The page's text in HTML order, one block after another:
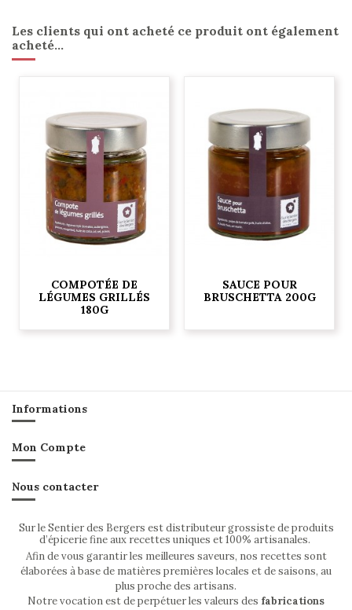
Les clients qui ont acheté ce produit ont également
acheté...
COMPOTÉE DE
LÉGUMES GRILLÉS
180G
SAUCE POUR
BRUSCHETTA 200G
Informations
Mon Compte
Nous contacter
Sur le Sentier des Bergers est distributeur grossiste de produits
d’épicerie fine aux recettes uniques et 100% artisanales.
Afin de vous garantir les meilleures saveurs, nos recettes sont
élaborées à base de matières premières locales et de saisons, au
plus proche des artisans.
Notre vocation est de perpétuer les valeurs des fabrications